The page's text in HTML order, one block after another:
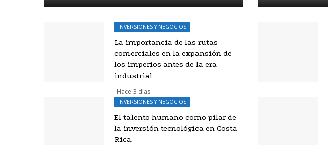
INVERSIONES Y NEGOCIOS
La importancia de las rutas
comerciales en la expansión de
los imperios antes de la era
industrial
Hace 3 días
INVERSIONES Y NEGOCIOS
El talento humano como pilar de
la inversión tecnológica en Costa
Rica